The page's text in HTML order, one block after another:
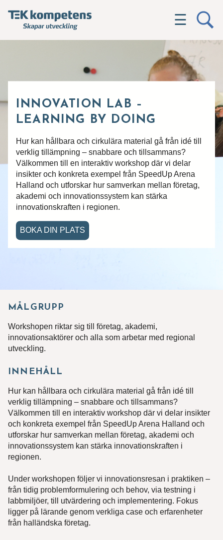
☰
INNOVATION LAB –
LEARNING BY DOING
Hur kan hållbara och cirkulära material gå från idé till
verklig tillämpning – snabbare och tillsammans?
Välkommen till en interaktiv workshop där vi delar
insikter och konkreta exempel från SpeedUp Arena
Halland och utforskar hur samverkan mellan företag,
akademi och innovationssystem kan stärka
innovationskraften i regionen.
BOKA DIN PLATS
MÅLGRUPP
Workshopen riktar sig till företag, akademi,
innovationsaktörer och alla som arbetar med regional
utveckling.
INNEHÅLL
Hur kan hållbara och cirkulära material gå från idé till
verklig tillämpning – snabbare och tillsammans?
Välkommen till en interaktiv workshop där vi delar insikter
och konkreta exempel från SpeedUp Arena Halland och
utforskar hur samverkan mellan företag, akademi och
innovationssystem kan stärka innovationskraften i
regionen.
Under workshopen följer vi innovationsresan i praktiken –
från tidig problemformulering och behov, via testning i
labbmiljöer, till utvärdering och implementering. Fokus
ligger på lärande genom verkliga case och erfarenheter
från halländska företag.